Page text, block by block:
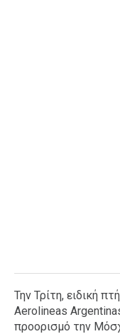
Την Τρίτη, ειδική
Aerolineas
προορισμό την